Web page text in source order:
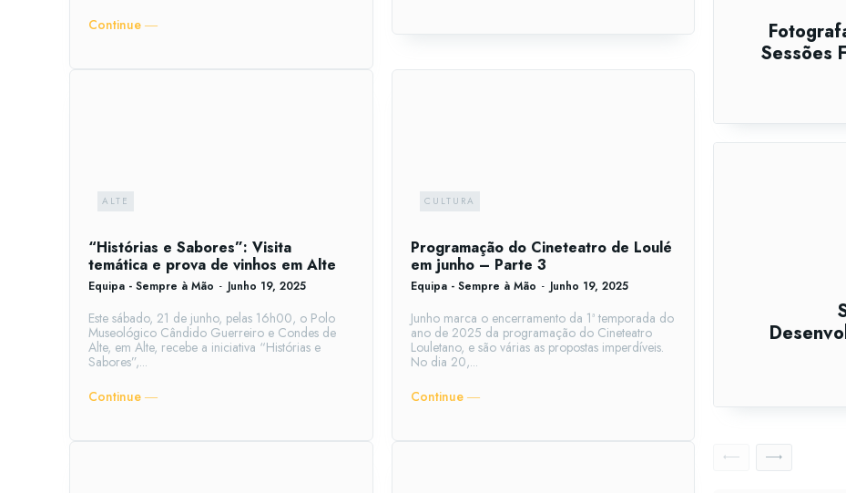
Continue ―
ALTE
“Histórias e Sabores”: Visita
temática e prova de vinhos em Alte
Equipa - Sempre à Mão - Junho 19, 2025
Este sábado, 21 de junho, pelas 16h00, o Polo
Museológico Cândido Guerreiro e Condes de
Alte, em Alte, recebe a iniciativa “Histórias e
Sabores”,...
Continue ―
CULTURA
Programação do Cineteatro de Loulé
em junho – Parte 3
Equipa - Sempre à Mão - Junho 19, 2025
Junho marca o encerramento da 1ª temporada do
ano de 2025 da programação do Cineteatro
Louletano, e são várias as propostas imperdíveis.
No dia 20,...
Continue ―
Sessões